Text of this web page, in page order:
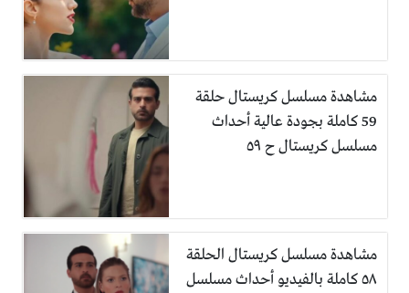
مشاهدة مسلسل كريستال حلقة
59 كاملة بجودة عالية أحداث
مسلسل كريستال ح ٥٩
مشاهدة مسلسل كريستال الحلقة
٥٨ كاملة بالفيديو أحداث مسلسل